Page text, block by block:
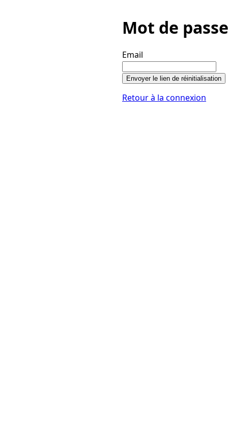
Mot de
Email
Envoyer le lien de réinitialisation
Retour à la connexion